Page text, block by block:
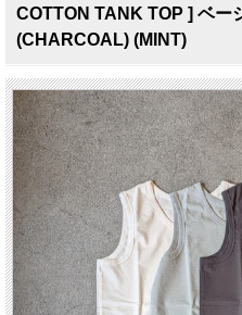
COTTON TANK TOP ] ベー
(CHARCOAL) (MINT)